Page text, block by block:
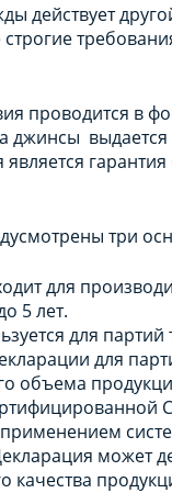
действует
строгие
проводится в
джинсы
гарантия
три
для
5 лет.
для
для
объема
может
качества